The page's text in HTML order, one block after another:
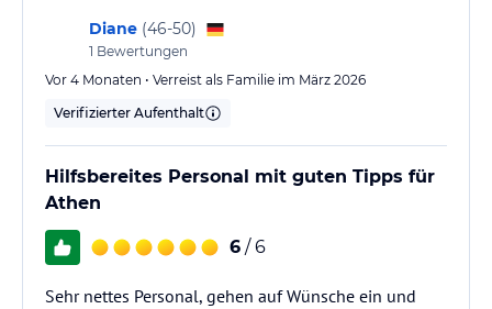
Diane (46-50)
1 Bewertungen
Vor 4 Monaten • Verreist als Familie im März 2026
Verifizierter Aufenthalt
Hilfsbereites Personal mit guten Tipps für
Athen
6 / 6
Sehr nettes Personal, gehen auf Wünsche ein und